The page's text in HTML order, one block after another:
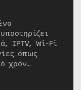
IPTV, Wi-Fi
όπως
χρόν…